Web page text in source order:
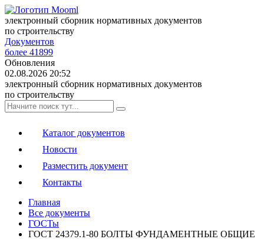
электронный сборник нормативных документов
по строительству
Документов
более 41899
Обновления
02.08.2026 20:52
электронный сборник нормативных документов
по строительству
Каталог документов
Новости
Разместить документ
Контакты
Главная
Все документы
ГОСТы
ГОСТ 24379.1-80 БОЛТЫ ФУНДАМЕНТНЫЕ ОБЩИЕ